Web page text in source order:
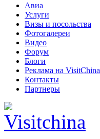
Авиа
Услуги
Визы и посольства
Фотогалереи
Видео
Форум
Блоги
Реклама на VisitChina
Контакты
Партнеры